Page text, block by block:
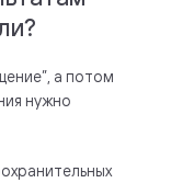
а потом
нужно